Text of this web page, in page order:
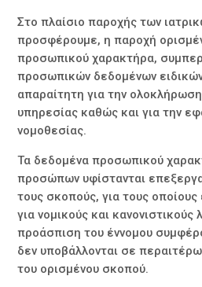
Στο πλαίσιο παροχής των
προσφέρουμε, η παροχή
προσωπικού χαρακτήρα,
προσωπικών δεδομένων
απαραίτητη για την
υπηρεσίας καθώς και για την
νομοθεσίας.
Τα δεδομένα προσωπικού
προσώπων υφίστανται
τους σκοπούς, για τους
για νομικούς και κανονιστικούς
προάσπιση του έννομου
δεν υποβάλλονται σε
του ορισμένου σκοπού.